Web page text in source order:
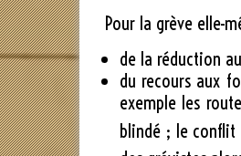
Pour la grève elle-
de la réduction
du recours aux
exemple les
blindé ; le conflit